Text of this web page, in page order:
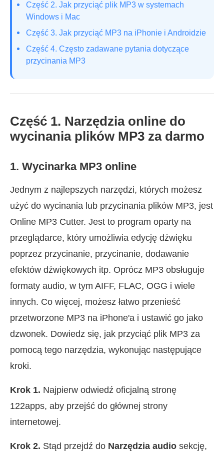
Część 2. Jak przyciąć plik MP3 w systemach
Windows i Mac
Część 3. Jak przyciąć MP3 na iPhonie i Androidzie
Część 4. Często zadawane pytania dotyczące
przycinania MP3
Część 1. Narzędzia online do
wycinania plików MP3 za darmo
1. Wycinarka MP3 online
Jednym z najlepszych narzędzi, których możesz
użyć do wycinania lub przycinania plików MP3, jest
Online MP3 Cutter. Jest to program oparty na
przeglądarce, który umożliwia edycję dźwięku
poprzez przycinanie, przycinanie, dodawanie
efektów dźwiękowych itp. Oprócz MP3 obsługuje
formaty audio, w tym AIFF, FLAC, OGG i wiele
innych. Co więcej, możesz łatwo przenieść
przetworzone MP3 na iPhone'a i ustawić go jako
dzwonek. Dowiedz się, jak przyciąć plik MP3 za
pomocą tego narzędzia, wykonując następujące
kroki.
Krok 1. Najpierw odwiedź oficjalną stronę
122apps, aby przejść do głównej strony
internetowej.
Krok 2. Stąd przejdź do Narzędzia audio sekcję,